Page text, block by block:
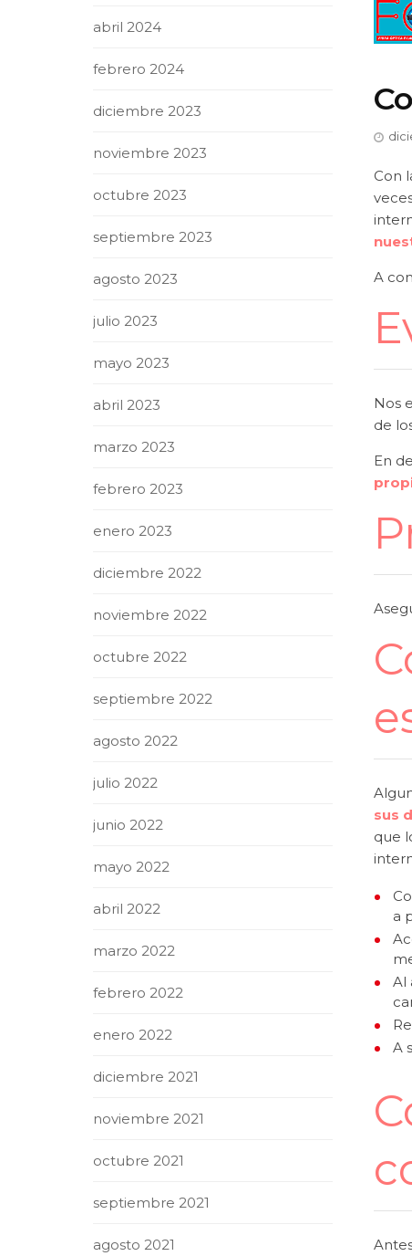
Con
A
Nos
de
En
sus
que
a
Al
A
abril 2024
febrero 2024
diciembre 2023
noviembre 2023
octubre 2023
septiembre 2023
agosto 2023
julio 2023
mayo 2023
abril 2023
marzo 2023
febrero 2023
enero 2023
diciembre 2022
noviembre 2022
octubre 2022
septiembre 2022
agosto 2022
julio 2022
junio 2022
mayo 2022
abril 2022
marzo 2022
febrero 2022
enero 2022
diciembre 2021
noviembre 2021
octubre 2021
septiembre 2021
agosto 2021